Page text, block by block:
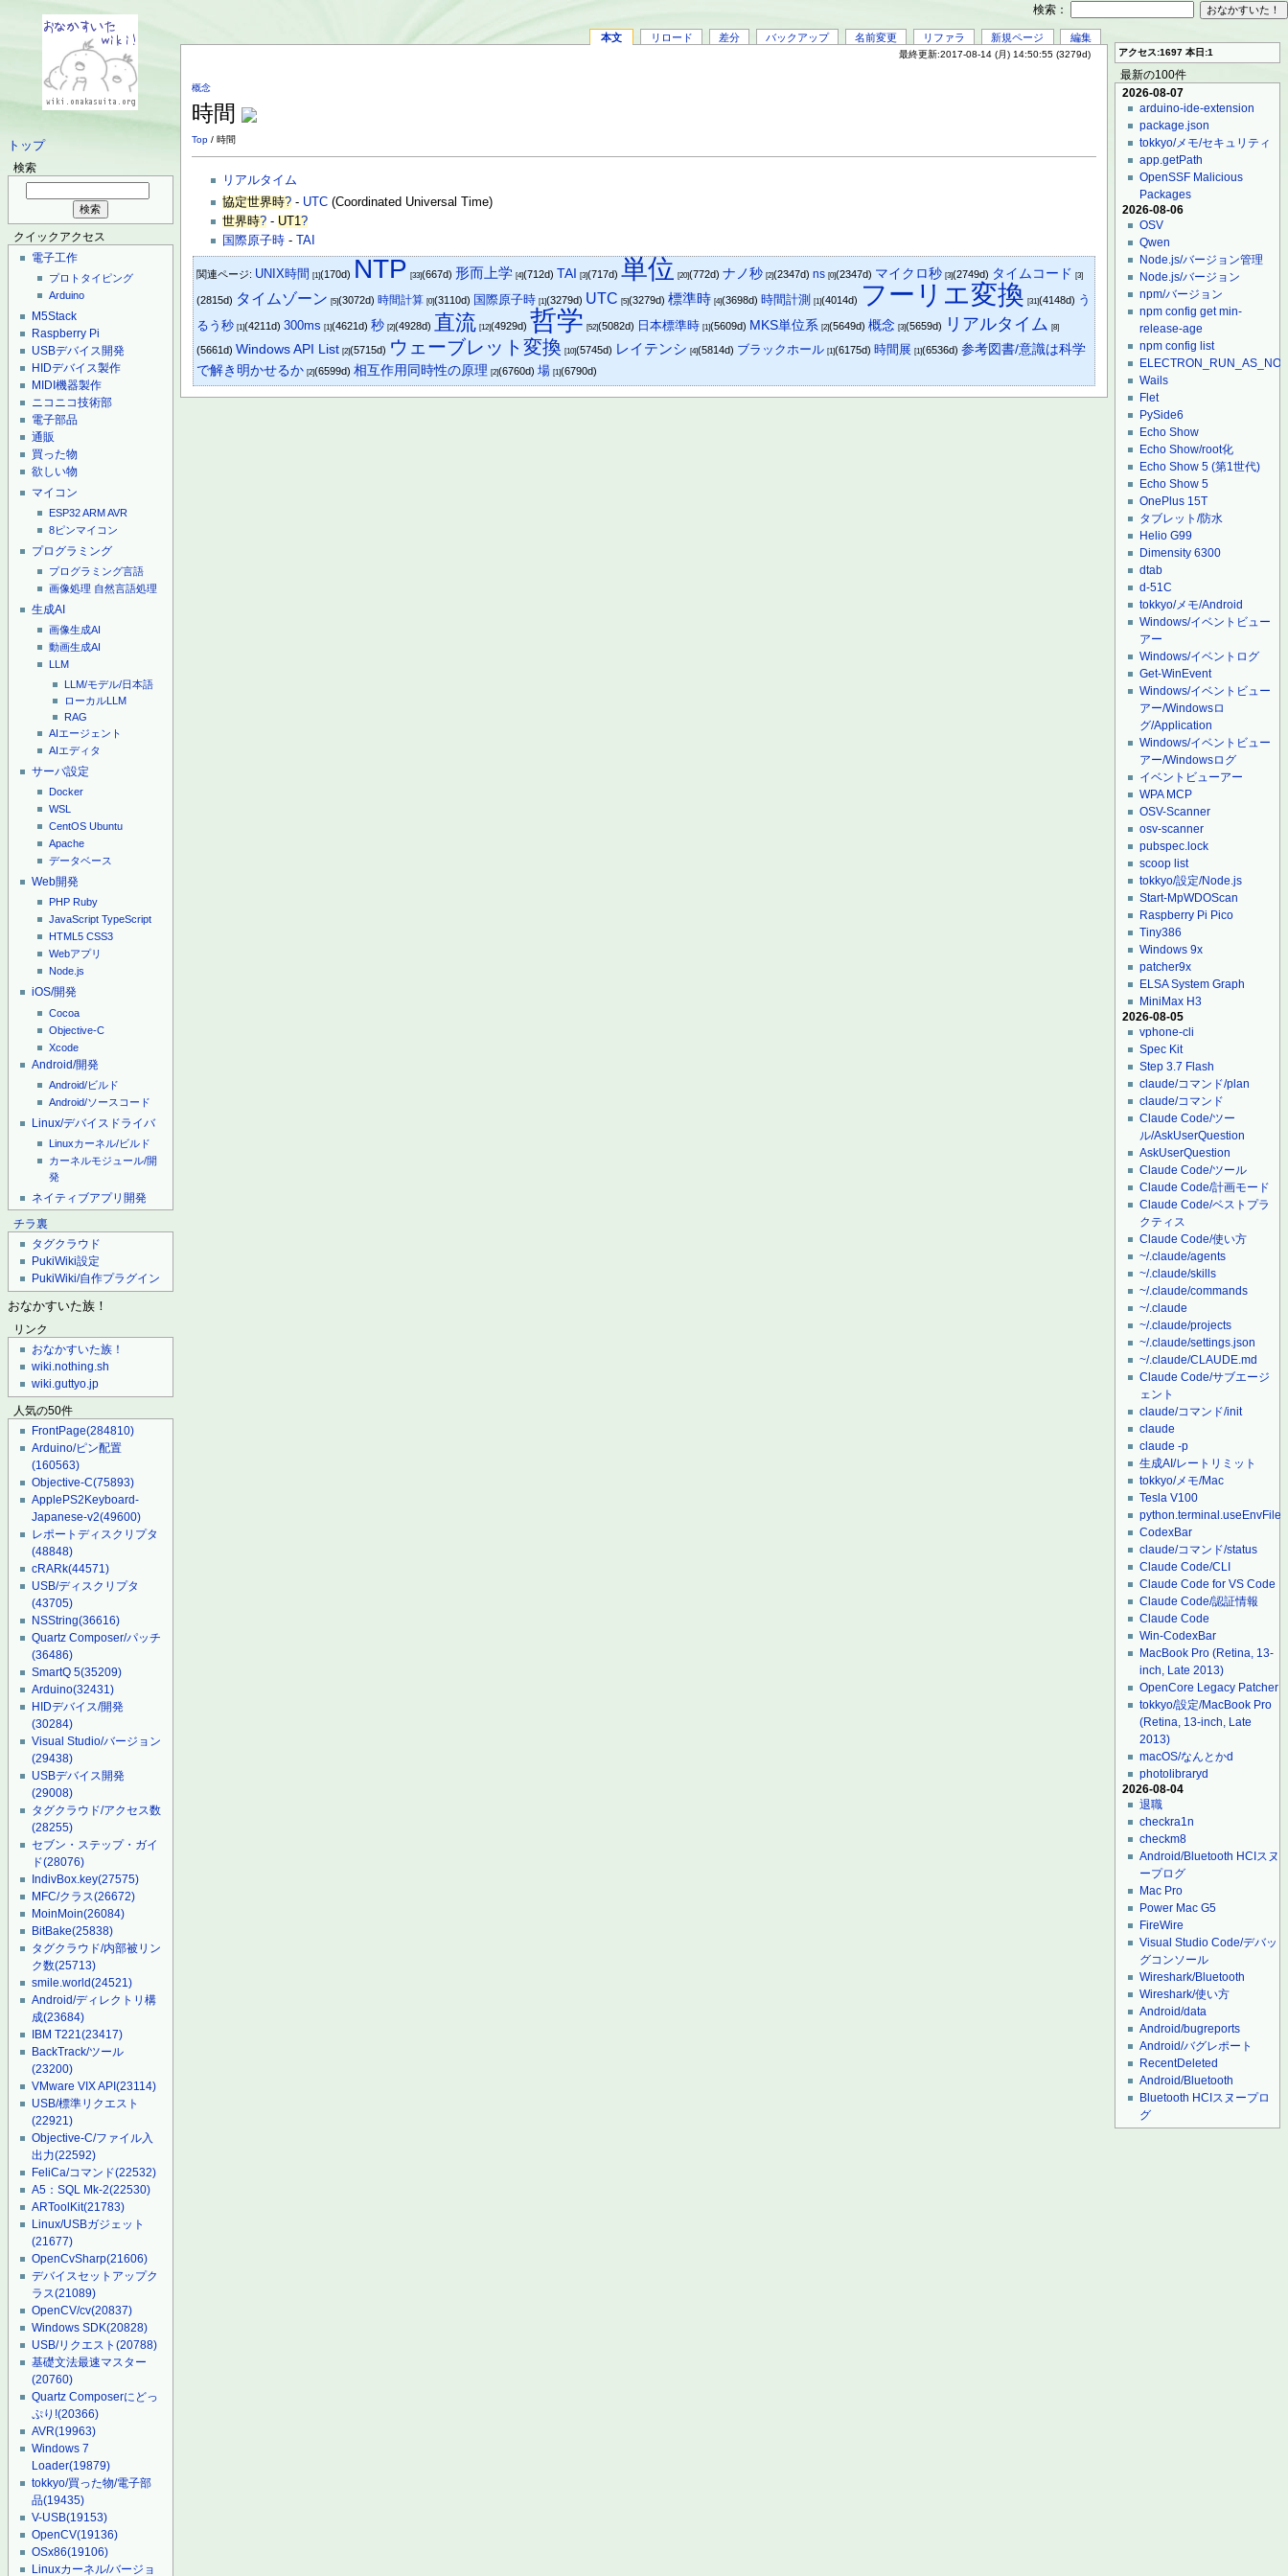
トップ
検索
クイックアクセス
電子工作
プロトタイピング
Arduino
M5Stack
Raspberry Pi
USBデバイス開発
HIDデバイス製作
MIDI機器製作
ニコニコ技術部
電子部品
通販
買った物
欲しい物
マイコン
ESP32ARMAVR
8ピンマイコン
プログラミング
プログラミング言語
画像処理 自然言語処理
生成AI
画像生成AI
動画生成AI
LLM
LLM/モデル/日本語
ローカルLLM
RAG
AIエージェント
AIエディタ
サーバ設定
Docker
WSL
CentOS Ubuntu
Apache
データベース
Web開発
PHP Ruby
JavaScript TypeScript
HTML5 CSS3
Webアプリ
Node.js
iOS/開発
Cocoa
Objective-C
Xcode
Android/開発
Android/ビルド
Android/ソースコード
Linux/デバイスドライバ
Linuxカーネル/ビルド
カーネルモジュール/開
発
ネイティブアプリ開発
チラ裏
タグクラウド
PukiWiki設定
PukiWiki/自作プラグイン
おなかすいた族！
リンク
おなかすいた族！
wiki.nothing.sh
wiki.guttyo.jp
人気の50件
FrontPage(284810)
Arduino/ピン配置
(160563)
Objective-C(75893)
ApplePS2Keyboard-
Japanese-v2(49600)
レポートディスクリプタ
(48848)
cRARk(44571)
USB/ディスクリプタ
(43705)
NSString(36616)
Quartz Composer/パッチ
(36486)
SmartQ 5(35209)
Arduino(32431)
HIDデバイス/開発
(30284)
Visual Studio/バージョン
(29438)
USBデバイス開発
(29008)
タグクラウド/アクセス数
(28255)
セブン・ステップ・ガイ
ド(28076)
IndivBox.key(27575)
MFC/クラス(26672)
MoinMoin(26084)
BitBake(25838)
タグクラウド/内部被リン
ク数(25713)
smile.world(24521)
Android/ディレクトリ構
成(23684)
IBM T221(23417)
BackTrack/ツール
(23200)
VMware VIX API(23114)
USB/標準リクエスト
(22921)
Objective-C/ファイル入
出力(22592)
FeliCa/コマンド(22532)
A5：SQL Mk-2(22530)
ARToolKit(21783)
Linux/USBガジェット
(21677)
OpenCvSharp(21606)
デバイスセットアップク
ラス(21089)
OpenCV/cv(20837)
Windows SDK(20828)
USB/リクエスト(20788)
基礎文法最速マスター
(20760)
Quartz Composerにどっ
ぷり!(20366)
AVR(19963)
Windows 7
Loader(19879)
tokkyo/買った物/電子部
品(19435)
V-USB(19153)
OpenCV(19136)
OSx86(19106)
Linuxカーネル/バージョ
本文 リロード 差分 バックアップ 名前変更 リファラ 新規ページ 編集
最終更新:2017-08-14 (月) 14:50:55 (3279d)
概念
時間
Top / 時間
リアルタイム
協定世界時? - UTC (Coordinated Universal Time)
世界時? - UT1?
国際原子時 - TAI
関連ページ: UNIX時間 [1](170d) NTP [33](667d)形而上学 [4](712d) TAI [3](717d)単位 [20](772d)ナノ秒 [2](2347d)ns [0](2347d) マイクロ秒 [3](2749d) タイムコード [3]
(2815d) タイムゾーン [5](3072d) 時間計算 [0](3110d) 国際原子時 [1](3279d) UTC [5](3279d)標準時 [4](3698d) 時間計測 [1](4014d) フーリエ変換 [31](4148d) う
るう秒 [1](4211d)300ms [1](4621d)秒 [2](4928d) 直流 [12](4929d) 哲学 [52](5082d) 日本標準時 [1](5609d) MKS単位系 [2](5649d)概念 [3](5659d) リアルタイム [8]
(5661d)Windows API List [2](5715d) ウェーブレット変換 [10](5745d) レイテンシ [4](5814d) ブラックホール [1](6175d) 時間展 [1](6536d)参考図書/意識は科学
で解き明かせるか [2](6599d)相互作用同時性の原理 [2](6760d)場 [1](6790d)
アクセス:1697 本日:1
最新の100件
2026-08-07
arduino-ide-extension
package.json
tokkyo/メモ/セキュリティ
app.getPath
OpenSSF Malicious
Packages
2026-08-06
OSV
Qwen
Node.js/バージョン管理
Node.js/バージョン
npm/バージョン
npm config get min-
release-age
npm config list
Wails
Flet
PySide6
Echo Show
Echo Show/root化
Echo Show 5 (第1世代)
Echo Show 5
OnePlus 15T
タブレット/防水
Helio G99
Dimensity 6300
dtab
d-51C
tokkyo/メモ/Android
Windows/イベントビュー
アー
Windows/イベントログ
Get-WinEvent
Windows/イベントビュー
アー/Windowsロ
グ/Application
Windows/イベントビュー
アー/Windowsログ
イベントビューアー
WPA MCP
OSV-Scanner
osv-scanner
pubspec.lock
scoop list
tokkyo/設定/Node.js
Start-MpWDOScan
Raspberry Pi Pico
Tiny386
Windows 9x
patcher9x
ELSA System Graph
MiniMax H3
2026-08-05
vphone-cli
Spec Kit
Step 3.7 Flash
claude/コマンド/plan
claude/コマンド
Claude Code/ツー
ル/AskUserQuestion
AskUserQuestion
Claude Code/ツール
Claude Code/計画モード
Claude Code/ベストプラ
クティス
Claude Code/使い方
~/.claude/agents
~/.claude/skills
~/.claude/commands
~/.claude
~/.claude/projects
~/.claude/settings.json
~/.claude/CLAUDE.md
Claude Code/サブエージ
ェント
claude/コマンド/init
claude
claude -p
生成AI/レートリミット
tokkyo/メモ/Mac
Tesla V100
python.terminal.useEnvFile
CodexBar
claude/コマンド/status
Claude Code/CLI
Claude Code for VS Code
Claude Code/認証情報
Claude Code
Win-CodexBar
MacBook Pro (Retina, 13-
inch, Late 2013)
OpenCore Legacy Patcher
tokkyo/設定/MacBook Pro
(Retina, 13-inch, Late
2013)
macOS/なんとかd
photolibraryd
2026-08-04
退職
checkra1n
checkm8
Android/Bluetooth HCIスヌ
ープログ
Mac Pro
Power Mac G5
FireWire
Visual Studio Code/デバッ
グコンソール
Wireshark/Bluetooth
Wireshark/使い方
Android/data
Android/bugreports
Android/バグレポート
RecentDeleted
Android/Bluetooth
Bluetooth HCIスヌープロ
グ
検索：